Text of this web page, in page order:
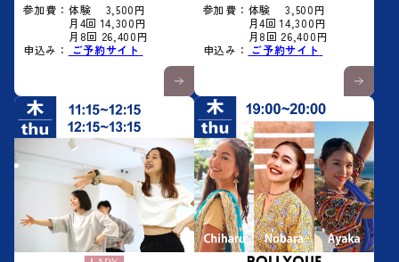
参加費：体験 3,500円
月4回 14,300円
月8回 26,400円
申込み：
ご予約サイト
参加費：体験 3,500円
月4回 14,300円
月8回 26,400円
申込み： ご予約サイト